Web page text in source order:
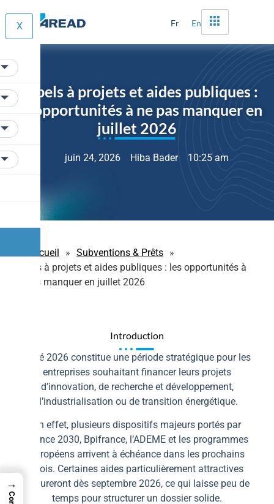
Fr En
X
Appels à projets et aides publiques :
les opportunités à ne pas manquer en
juillet 2026
juin 24, 2026 Hiba Bader 10:25 am
Accueil » Subventions & Prêts »
Appels à projets et aides publiques : les opportunités à
ne pas manquer en juillet 2026
Introduction
L’été 2026 constitue une période stratégique pour les
entreprises souhaitant financer leurs projets
d’innovation, de recherche et développement,
d’industrialisation ou de transition énergétique.
En effet, plusieurs dispositifs majeurs portés par
France 2030, Bpifrance, l’ADEME et les programmes
européens arrivent à échéance dans les prochains
mois. Certaines aides particulièrement attractives
clôtureront dès septembre 2026, ce qui laisse peu de
temps pour structurer un dossier solide.
→